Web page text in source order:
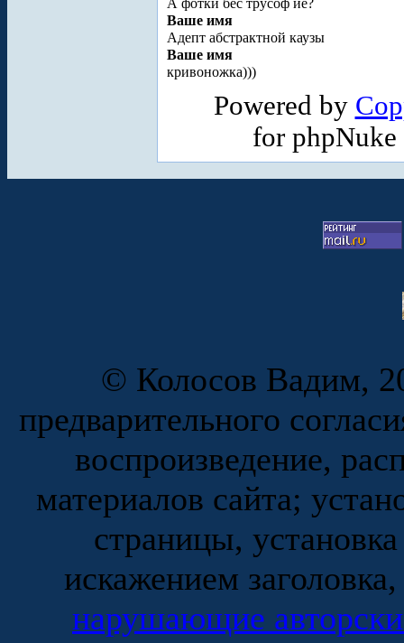
Ваше имя
Адепт абстрактной каузы
Ваше имя
кривоножка)))
Powered by
for
© Колосов Вадим,
предварительного
воспроизведение,
материалов сайта;
страницы,
искажением
нарушающие